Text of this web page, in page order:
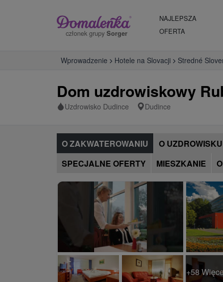
członek grupy Sorger
NAJLEPSZA
OFERTA
Wprowadzenie Hotele na Slovacji Stredné
Dom uzdrowiskowy
Uzdrowisko Dudince Dudince
O ZAKWATEROWANIU
O UZDROWISKU
SPECJALNE OFERTY
MIESZKANIE
+58